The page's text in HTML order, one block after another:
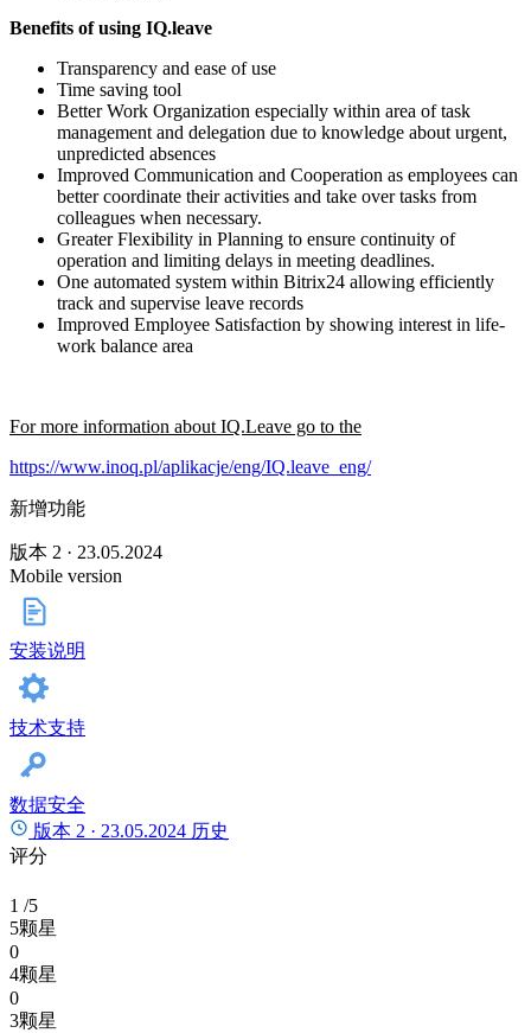
Benefits of using IQ.leave
Transparency and ease of use
Time saving tool
Better Work Organization especially within area of task
management and delegation due to knowledge about urgent,
unpredicted absences
Improved Communication and Cooperation as employees can
better coordinate their activities and take over tasks from
colleagues when necessary.
Greater Flexibility in Planning to ensure continuity of
operation and limiting delays in meeting deadlines.
One automated system within Bitrix24 allowing efficiently
track and supervise leave records
Improved Employee Satisfaction by showing interest in life-
work balance area
For more information about IQ.Leave go to the
https://www.inoq.pl/aplikacje/eng/IQ.leave_eng/
新增功能
版本 2 · 23.05.2024
Mobile version
安装说明
技术支持
数据安全
版本 2 · 23.05.2024 历史
评分
1 /5
5颗星
0
4颗星
0
3颗星